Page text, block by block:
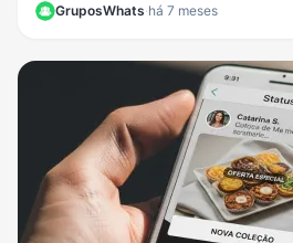
GruposWhats·há 7 meses